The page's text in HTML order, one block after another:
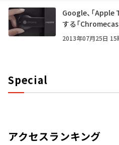
Google、「Apple
する「
2013年07月25日 15
Special
アクセスランキング